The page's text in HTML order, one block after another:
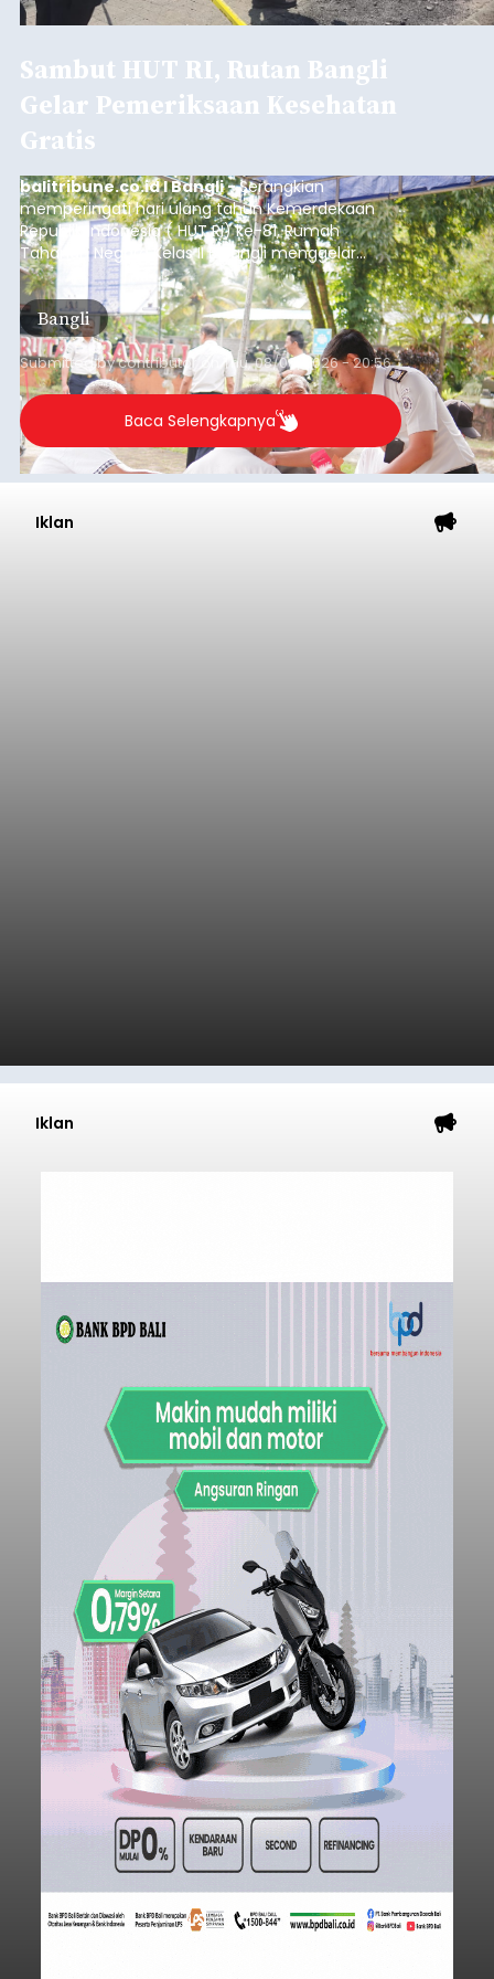
Sambut HUT RI, Rutan Bangli
Gelar Pemeriksaan Kesehatan
Gratis
balitribune.co.id I Bangli -Serangkian
memperingati hari ulang tahun Kemerdekaan
Republik Indonesia ( HUT RI) ke-81, Rumah
Tahanan Negara Kelas II B Bangli menggelar
kegiatan pemeriksaan kesehatan gratis, Rabu
(6/8/2026).
Bangli
Submitted bycontributor Thu, 08/06/2026 - 20:56
Baca Selengkapnya
Iklan
Iklan